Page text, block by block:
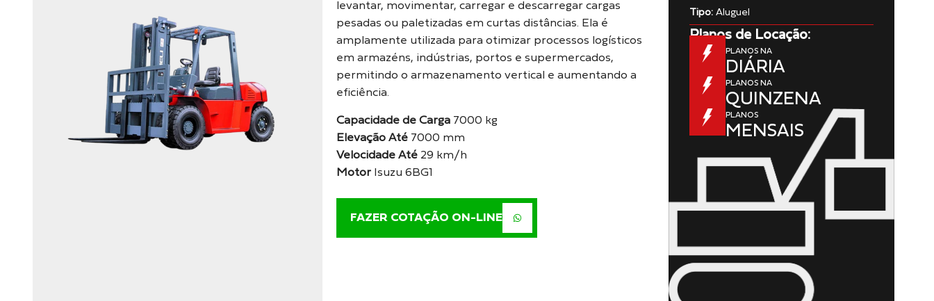
levantar, movimentar, carregar e descarregar cargas
pesadas ou paletizadas em curtas distâncias. Ela é
amplamente utilizada para otimizar processos logísticos
em armazéns, indústrias, portos e supermercados,
permitindo o armazenamento vertical e aumentando a
eficiência.
Capacidade de Carga7000 kg
Elevação Até7000 mm
Velocidade Até29 km/h
MotorIsuzu 6BG1
FAZER COTAÇÃO ON-LINE
Tipo: Aluguel
Planos de Locação:
PLANOS NA
DIÁRIA
PLANOS NA
QUINZENA
PLANOS
MENSAIS